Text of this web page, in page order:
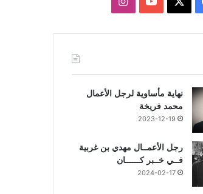
نهاية مأساوية لرجل الأعمال
محمد فريخة
2023-12-19
رجل الأعمــال مهدي بن غربية
فــي خــبر كــــــان
2024-02-17